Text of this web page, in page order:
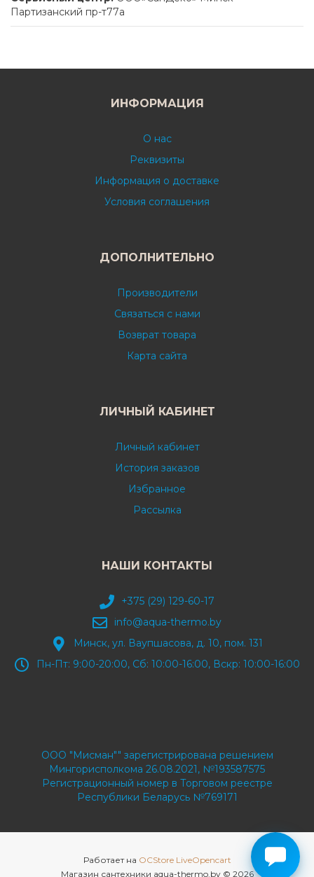
Партизанский пр-т77а
ИНФОРМАЦИЯ
О нас
Реквизиты
Информация о доставке
Условия соглашения
ДОПОЛНИТЕЛЬНО
Производители
Связаться с нами
Возврат товара
Карта сайта
ЛИЧНЫЙ КАБИНЕТ
Личный кабинет
История заказов
Избранное
Рассылка
НАШИ КОНТАКТЫ
+375 (29) 129-60-17
info@aqua-thermo.by
Минск, ул. Ваупшасова, д. 10, пом. 131
Пн-Пт: 9:00-20:00, Сб: 10:00-16:00, Вскр: 10:00-16:00
ООО "Мисман"" зарегистрирована решением
Мингорисполкома 26.08.2021, №193587575
Регистрационный номер в Торговом реестре
Республики Беларусь №769171
Работает на OCStore LiveOpencart
Магазин сантехники aqua-thermo.by © 2026